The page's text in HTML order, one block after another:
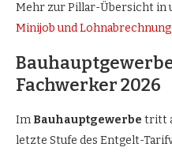
Mehr zur Pillar-Übersicht in
Minijob und
Fachwerker 2026
Im Bauhauptgewerbe tritt
letzte Stufe des Entgelt-